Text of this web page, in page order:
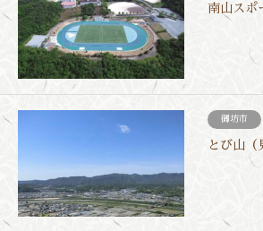
南山スポ
御坊市
とび山（